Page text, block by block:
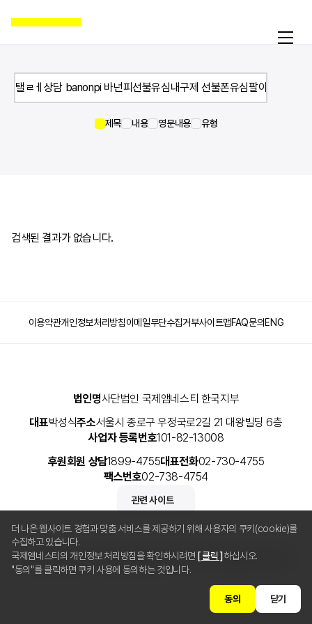
제목 내용 영문내용 유형
검색된 결과가 없습니다.
이용약관개인정보처리방침이메일무단수집거부사이트맵FAQ문의 ENG
법인명사단법인 국제앰네스티 한국지부
대표박성식주소서울시 종로구 우정국로2길 21 대왕빌딩 6층
사업자 등록번호101-82-13008
후원회원 상담1899-4755대표전화02-730-4755
팩스번호02-738-4754
관련 사이트
Copyright © 2025 사단법인 국제앰네스티 한국지부 All Rights Reserved.
더 나은 웹사이트 경험과 맞춤 서비스를 제공하기 위해 사용자의 쿠키(cookie)를
수집하고 있습니다.
국제앰네스티의 개인정보 처리방침을 확인하시려면 [ 클릭 ] 하십시오.
"동의"를 클릭하면 쿠키 사용에 동의하는 것입니다.
동의 닫기